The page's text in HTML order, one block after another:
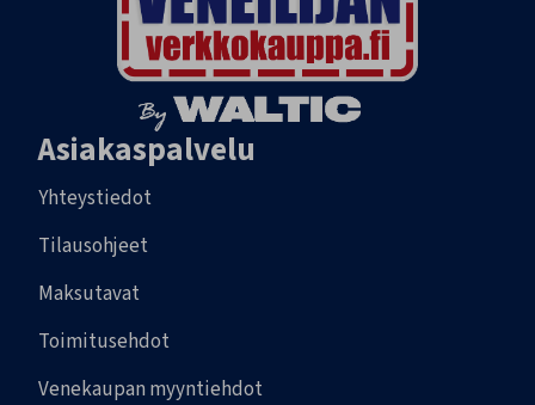
Asiakaspalvelu
Yhteystiedot
Tilausohjeet
Maksutavat
Toimitusehdot
Venekaupan myyntiehdot